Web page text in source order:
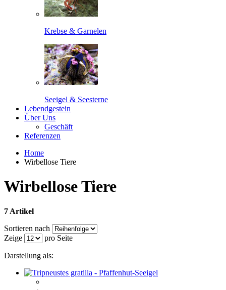
Krebse & Garnelen
Seeigel & Seesterne
Lebendgestein
Über Uns
Geschäft
Referenzen
Home
Wirbellose Tiere
Wirbellose Tiere
7 Artikel
Sortieren nach
Zeige
pro Seite
Darstellung als: